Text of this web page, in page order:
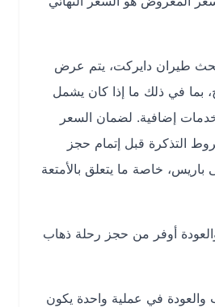
دايركت، يتم عرض
ذلك ما إذا كان يشمل
إضافية. لضمان السعر
قبل إتمام حجز
خاصة ما يتعلق بالأمتعة
أوفر من حجز رحلة ذهاب
في عملية واحدة يكون